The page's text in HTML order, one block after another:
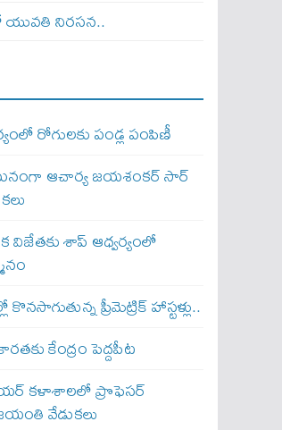
నిరసన..
రోగులకు పండ్ల పంపిణీ
ఆచార్య జయశంకర్ సార్
విజేతకు శాప్ ఆధ్వర్యంలో
ప్రీమెట్రిక్ హాస్టళ్లు..
కేంద్రం పెద్దపీట
కళాశాలలో ప్రొఫెసర్
వేడుకలు